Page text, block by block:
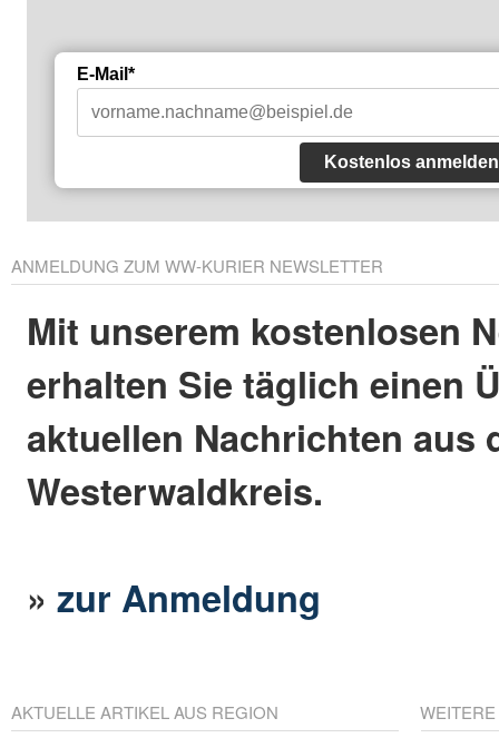
E-Mail*
Kostenlos anmelden
ANMELDUNG ZUM WW-KURIER NEWSLETTER
Mit unserem kostenlosen
erhalten Sie täglich einen
aktuellen Nachrichten aus
Westerwaldkreis.
»zur Anmeldung
AKTUELLE ARTIKEL AUS REGION